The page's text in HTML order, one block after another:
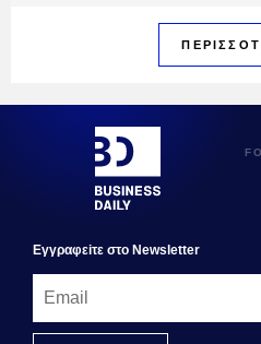
Εγγραφεiτε στο Newsletter